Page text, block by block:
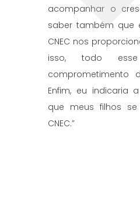
acompanhar o
saber também que
CNEC nos
isso, todo
comprometimento
Enfim, eu indicaria
que meus filhos
CNEC.”